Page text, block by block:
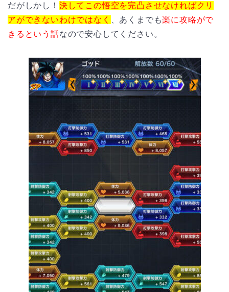
だがしかし！ 決してこの悟空を完凸させなければクリ
アができないわけではなく
、あくまでも楽に攻略がで
きるという話なので安心してください。